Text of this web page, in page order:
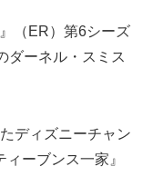
（ER）第6シーズ
ダーネル・スミス
ディズニーチャン
ーブンス一家』